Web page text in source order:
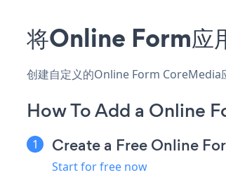
将Online Form应
创建自定义的Online Form CoreMedia
How To Add a Online
Create a Free Online
Start for free now